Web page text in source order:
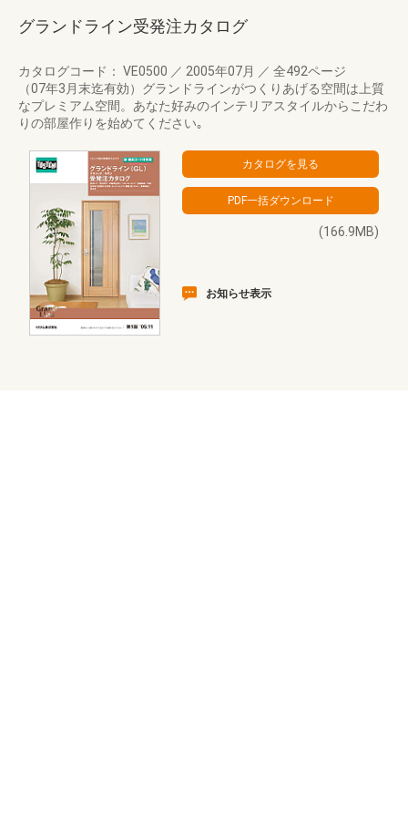
グランドライン受発注カタログ
カタログコード： VE0500 ／ 2005年07月 ／ 全492ページ
（07年3月末迄有効）グランドラインがつくりあげる空間は上質
なプレミアム空間。あなた好みのインテリアスタイルからこだわ
りの部屋作りを始めてください｡
(166.9MB)
お知らせ表示